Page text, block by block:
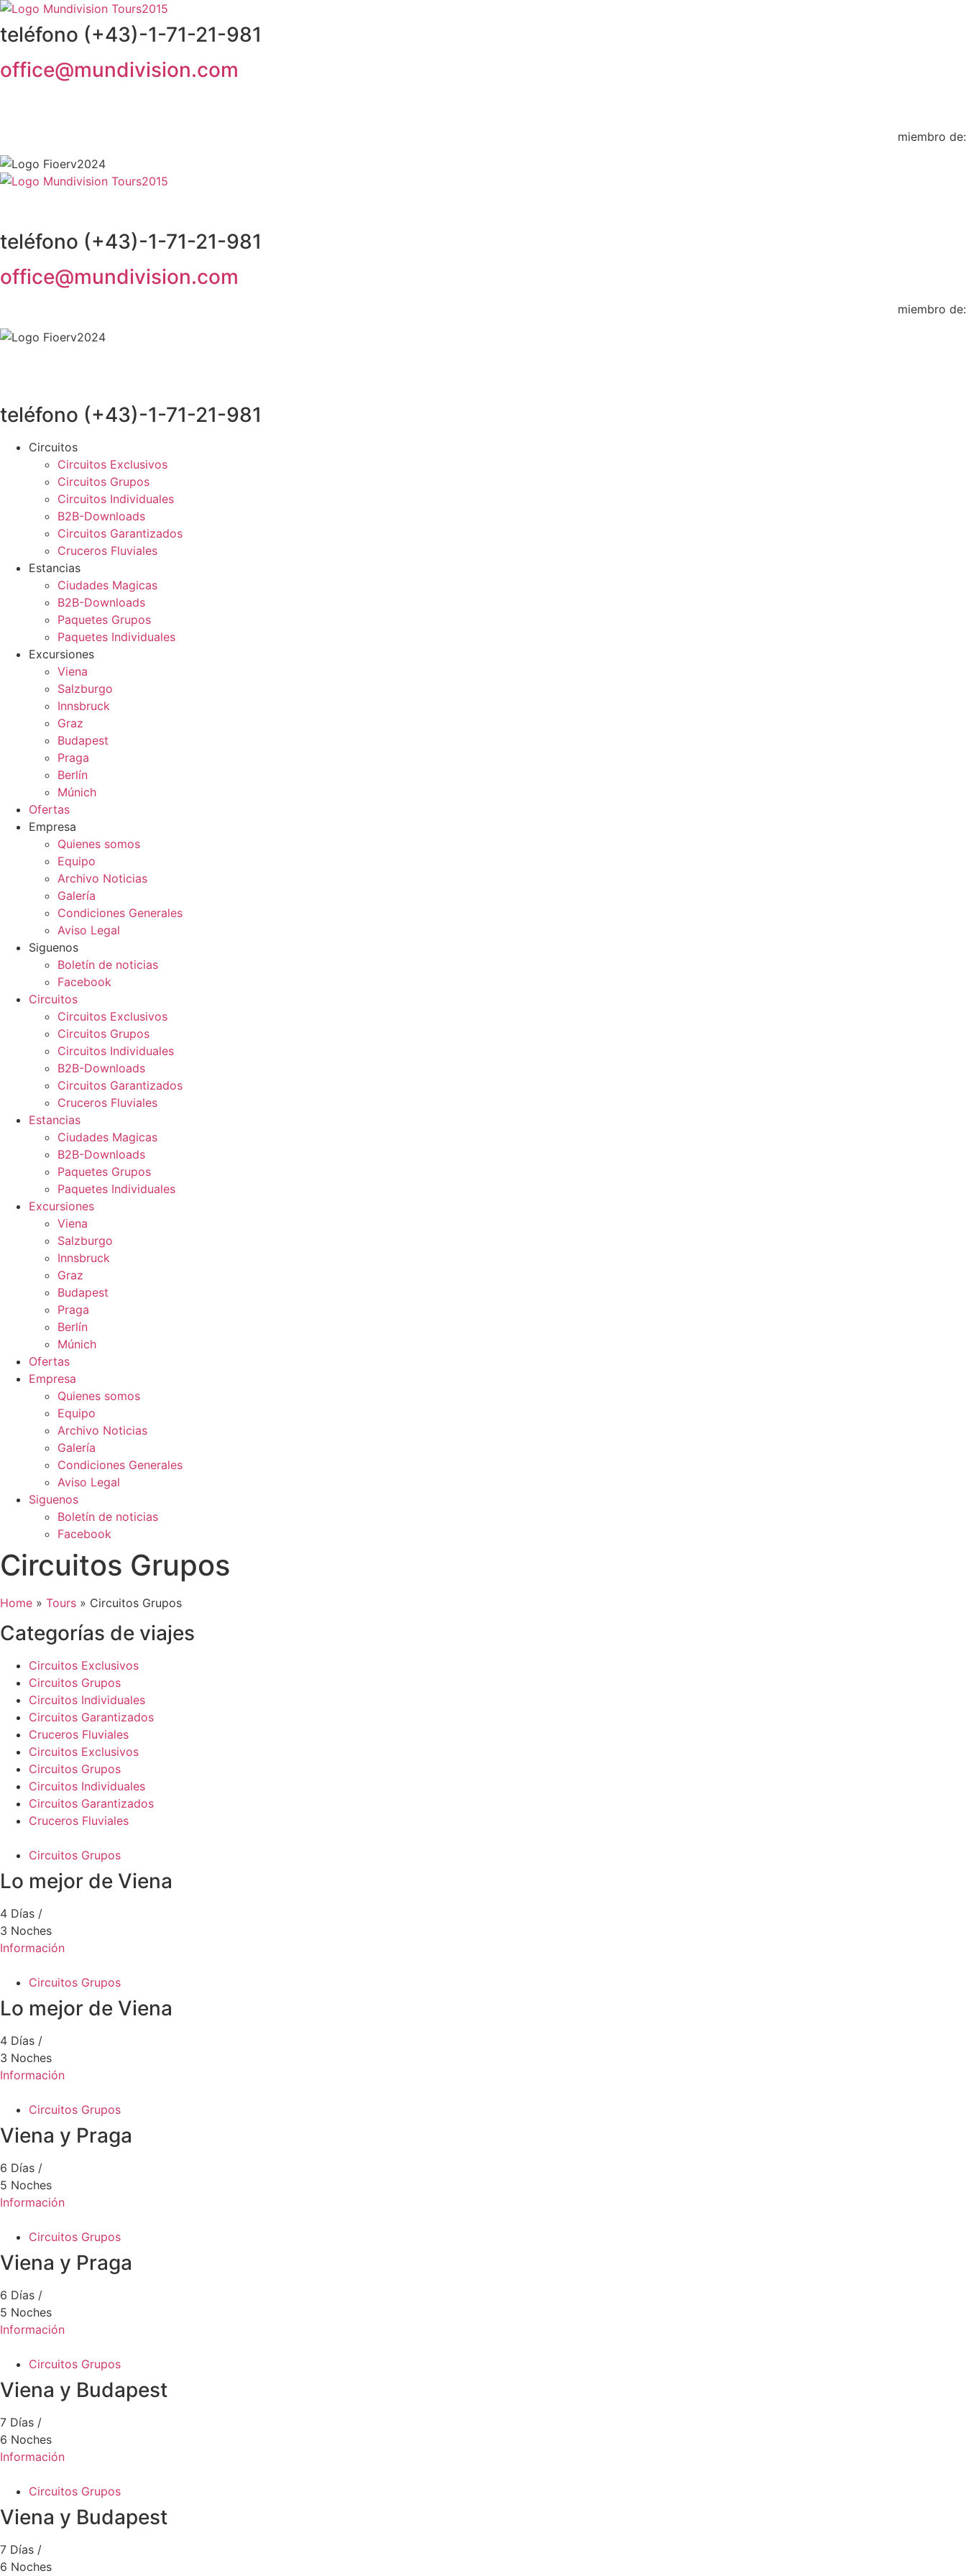
teléfono (+43)-1-71-21-981
office@mundivision.com
miembro de:
teléfono (+43)-1-71-21-981
office@mundivision.com
miembro de:
teléfono (+43)-1-71-21-981
Circuitos
Circuitos Exclusivos
Circuitos Grupos
Circuitos Individuales
B2B-Downloads
Circuitos Garantizados
Cruceros Fluviales
Estancias
Ciudades Magicas
B2B-Downloads
Paquetes Grupos
Paquetes Individuales
Excursiones
Viena
Salzburgo
Innsbruck
Graz
Budapest
Praga
Berlín
Múnich
Ofertas
Empresa
Quienes somos
Equipo
Archivo Noticias
Galería
Condiciones Generales
Aviso Legal
Siguenos
Boletín de noticias
Facebook
Circuitos
Circuitos Exclusivos
Circuitos Grupos
Circuitos Individuales
B2B-Downloads
Circuitos Garantizados
Cruceros Fluviales
Estancias
Ciudades Magicas
B2B-Downloads
Paquetes Grupos
Paquetes Individuales
Excursiones
Viena
Salzburgo
Innsbruck
Graz
Budapest
Praga
Berlín
Múnich
Ofertas
Empresa
Quienes somos
Equipo
Archivo Noticias
Galería
Condiciones Generales
Aviso Legal
Siguenos
Boletín de noticias
Facebook
Circuitos Grupos
Home » Tours » Circuitos Grupos
Categorías de viajes
Circuitos Exclusivos
Circuitos Grupos
Circuitos Individuales
Circuitos Garantizados
Cruceros Fluviales
Circuitos Exclusivos
Circuitos Grupos
Circuitos Individuales
Circuitos Garantizados
Cruceros Fluviales
Circuitos Grupos
Lo mejor de Viena
4 Días /
3 Noches
Información
Circuitos Grupos
Lo mejor de Viena
4 Días /
3 Noches
Información
Circuitos Grupos
Viena y Praga
6 Días /
5 Noches
Información
Circuitos Grupos
Viena y Praga
6 Días /
5 Noches
Información
Circuitos Grupos
Viena y Budapest
7 Días /
6 Noches
Información
Circuitos Grupos
Viena y Budapest
7 Días /
6 Noches